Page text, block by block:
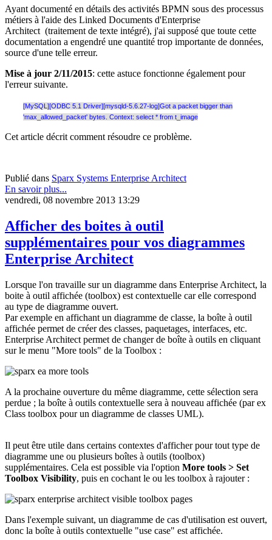
Ayant documenté en détails des activités BPMN sous des processus
métiers à l'aide des Linked Documents d'Enterprise
Architect (traitement de texte intégré), j'ai supposé que toute cette
documentation a engendré une quantité trop importante de données,
source d'une telle erreur.
Mise à jour 2/11/2015: cette astuce fonctionne également pour
l'erreur suivante.
[MySQL][ODBC 5.1 Driver][mysqld-5.6.27-log]Got a packet bigger than
'max_allowed_packet' bytes. Context: select * from t_image
Cet article décrit comment résoudre ce problème.
Publié dans Sparx Systems Enterprise Architect
En savoir plus...
vendredi, 08 novembre 2013 13:29
Afficher des boites à outil
supplémentaires pour vos diagrammes
Enterprise Architect
Lorsque l'on travaille sur un diagramme dans Enterprise Architect, la
boite à outil affichée (toolbox) est contextuelle car elle correspond
au type de diagramme ouvert.
Par exemple en affichant un diagramme de classe, la boîte à outil
affichée permet de créer des classes, paquetages, interfaces, etc.
Enterprise Architect permet de changer de boîte à outils en cliquant
sur le menu "More tools" de la Toolbox :
A la prochaine ouverture du même diagramme, cette sélection sera
perdue ; la boîte à outils contextuelle sera à nouveau affichée (par ex
Class toolbox pour un diagramme de classes UML).
Il peut être utile dans certains contextes d'afficher pour tout type de
diagramme une ou plusieurs boîtes à outils (toolbox)
supplémentaires. Cela est possible via l'option More tools > Set
Toolbox Visibility, puis en cochant le ou les toolbox à rajouter :
Dans l'exemple suivant, un diagramme de cas d'utilisation est ouvert,
donc la boîte à outils contextuelle "use case" est affichée.